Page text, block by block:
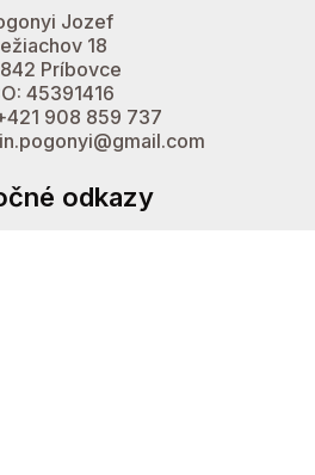
Jozef
18
Príbovce
45391416
908 859 737
odkazy